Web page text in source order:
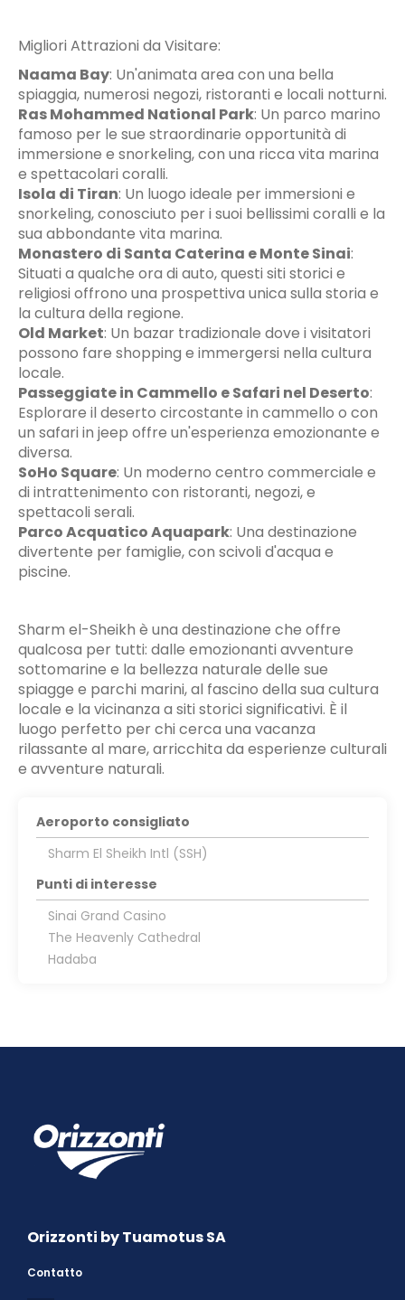
Migliori Attrazioni da Visitare:
Naama Bay: Un'animata area con una bella
spiaggia, numerosi negozi, ristoranti e locali notturni.
Ras Mohammed National Park: Un parco marino
famoso per le sue straordinarie opportunità di
immersione e snorkeling, con una ricca vita marina
e spettacolari coralli.
Isola di Tiran: Un luogo ideale per immersioni e
snorkeling, conosciuto per i suoi bellissimi coralli e la
sua abbondante vita marina.
Monastero di Santa Caterina e Monte Sinai:
Situati a qualche ora di auto, questi siti storici e
religiosi offrono una prospettiva unica sulla storia e
la cultura della regione.
Old Market: Un bazar tradizionale dove i visitatori
possono fare shopping e immergersi nella cultura
locale.
Passeggiate in Cammello e Safari nel Deserto:
Esplorare il deserto circostante in cammello o con
un safari in jeep offre un'esperienza emozionante e
diversa.
SoHo Square: Un moderno centro commerciale e
di intrattenimento con ristoranti, negozi, e
spettacoli serali.
Parco Acquatico Aquapark: Una destinazione
divertente per famiglie, con scivoli d'acqua e
piscine.
Sharm el-Sheikh è una destinazione che offre
qualcosa per tutti: dalle emozionanti avventure
sottomarine e la bellezza naturale delle sue
spiagge e parchi marini, al fascino della sua cultura
locale e la vicinanza a siti storici significativi. È il
luogo perfetto per chi cerca una vacanza
rilassante al mare, arricchita da esperienze culturali
e avventure naturali.
Aeroporto consigliato
Sharm El Sheikh Intl (SSH)
Punti di interesse
Sinai Grand Casino
The Heavenly Cathedral
Hadaba
Orizzonti by Tuamotus SA
Contatto